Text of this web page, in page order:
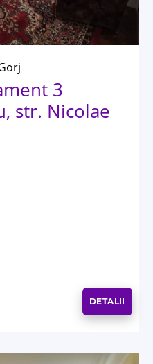
3
str. Nicolae
DETALII